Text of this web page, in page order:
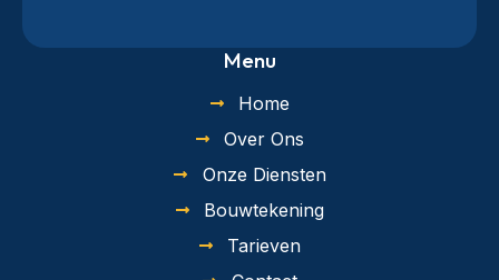
Menu
Home
Over Ons
Onze Diensten
Bouwtekening
Tarieven